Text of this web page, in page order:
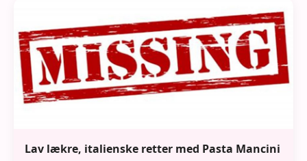
Lav lækre, italienske retter med Pasta Mancini